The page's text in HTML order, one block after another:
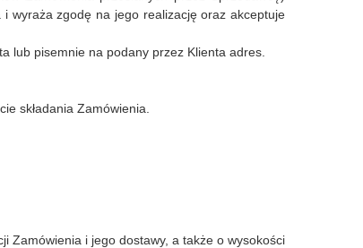
wyraża zgodę na jego realizację oraz akceptuje
lub pisemnie na podany przez Klienta adres.
składania Zamówienia.
Zamówienia i jego dostawy, a także o wysokości